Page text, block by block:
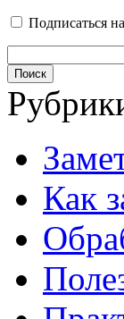
Подписаться
Как